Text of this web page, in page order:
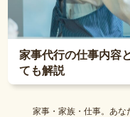
家事代行の仕事内容
ても解説
家事・家族・仕事。あな